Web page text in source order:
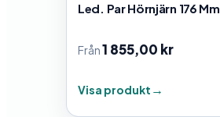
Led. Par Hörnjärn 176 Mm
Från1 855,00 kr
Visa produkt